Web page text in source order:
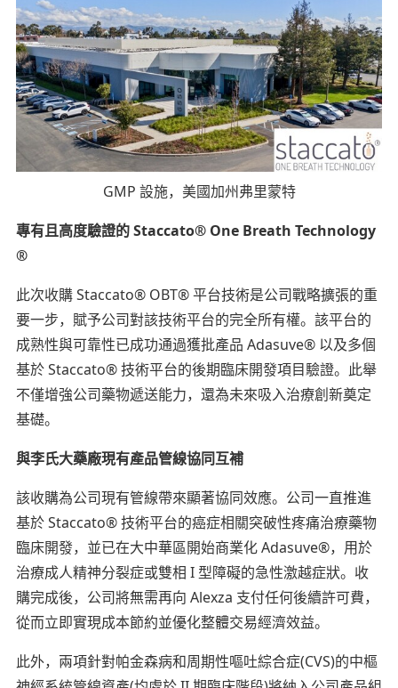
GMP 設施，美國加州弗里蒙特
專有且高度驗證的Staccato® One Breath Technology
®
此次收購 Staccato® OBT® 平台技術是公司戰略擴張的重
要一步，賦予公司對該技術平台的完全所有權。該平台的
成熟性與可靠性已成功通過獲批產品 Adasuve® 以及多個
基於 Staccato® 技術平台的後期臨床開發項目驗證。此舉
不僅增強公司藥物遞送能力，還為未來吸入治療創新奠定
基礎。
與李氏大藥廠現有產品管線協同互補
該收購為公司現有管線帶來顯著協同效應。公司一直推進
基於 Staccato® 技術平台的癌症相關突破性疼痛治療藥物
臨床開發，並已在大中華區開始商業化 Adasuve®，用於
治療成人精神分裂症或雙相 I 型障礙的急性激越症狀。收
購完成後，公司將無需再向 Alexza 支付任何後續許可費，
從而立即實現成本節約並優化整體交易經濟效益。
此外，兩項針對帕金森病和周期性嘔吐綜合症(CVS)的中樞